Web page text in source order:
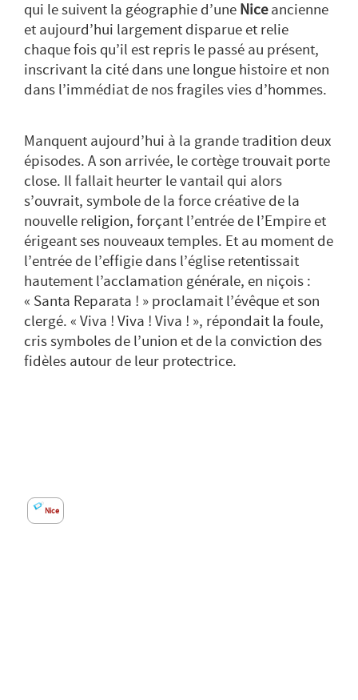
qui le suivent la géographie d’une Niceancienne
et aujourd’hui largement disparue et relie
chaque fois qu’il est repris le passé au présent,
inscrivant la cité dans une longue histoire et non
dans l’immédiat de nos fragiles vies d’hommes.
Manquent aujourd’hui à la grande tradition deux
épisodes. A son arrivée, le cortège trouvait porte
close. Il fallait heurter le vantail qui alors
s’ouvrait, symbole de la force créative de la
nouvelle religion, forçant l’entrée de l’Empire et
érigeant ses nouveaux temples. Et au moment de
l’entrée de l’effigie dans l’église retentissait
hautement l’acclamation générale, en niçois :
« Santa Reparata ! » proclamait l’évêque et son
clergé. « Viva ! Viva ! Viva ! », répondait la foule,
cris symboles de l’union et de la conviction des
fidèles autour de leur protectrice.
Nice